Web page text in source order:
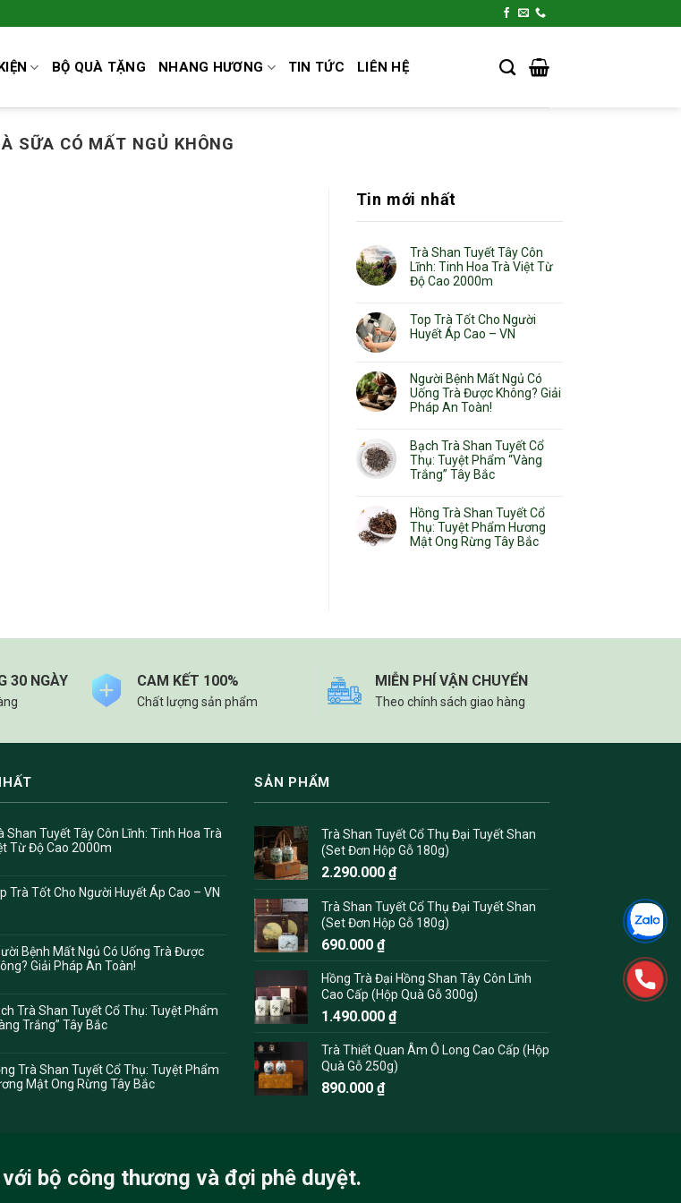
BỘ QUÀ TẶNG NHANG HƯƠNG TIN TỨC LIÊN HỆ
SỮA CÓ MẤT NGỦ KHÔNG
Tin mới nhất
Trà Shan Tuyết Tây Côn
Lĩnh: Tinh Hoa Trà Việt Từ
Độ Cao 2000m
Top Trà Tốt Cho Người
Huyết Áp Cao – VN
Người Bệnh Mất Ngủ Có
Uống Trà Được Không? Giải
Pháp An Toàn!
Bạch Trà Shan Tuyết Cổ
Thụ: Tuyệt Phẩm “Vàng
Trắng” Tây Bắc
Hồng Trà Shan Tuyết Cổ
Thụ: Tuyệt Phẩm Hương
Mật Ong Rừng Tây Bắc
30 NGÀY CAM KẾT 100%
Chất lượng sản phẩm
MIỄN PHÍ VẬN CHUYỂN
Theo chính sách giao hàng
Shan Tuyết Tây Côn Lĩnh: Tinh Hoa Trà
Từ Độ Cao 2000m
Trà Tốt Cho Người Huyết Áp Cao – VN
Bệnh Mất Ngủ Có Uống Trà Được
Giải Pháp An Toàn!
Trà Shan Tuyết Cổ Thụ: Tuyệt Phẩm
Trắng” Tây Bắc
Trà Shan Tuyết Cổ Thụ: Tuyệt Phẩm
Mật Ong Rừng Tây Bắc
SẢN PHẨM
Trà Shan Tuyết Cổ Thụ Đại Tuyết Shan
(Set Đơn Hộp Gỗ 180g)
2.290.000 ₫
Trà Shan Tuyết Cổ Thụ Đại Tuyết Shan
(Set Đơn Hộp Gỗ 180g)
690.000 ₫
Hồng Trà Đại Hồng Shan Tây Côn Lĩnh
Cao Cấp (Hộp Quà Gỗ 300g)
1.490.000 ₫
Trà Thiết Quan Âm Ô Long Cao Cấp (Hộp
Quà Gỗ 250g)
890.000 ₫
bộ công thương và đợi phê duyệt.